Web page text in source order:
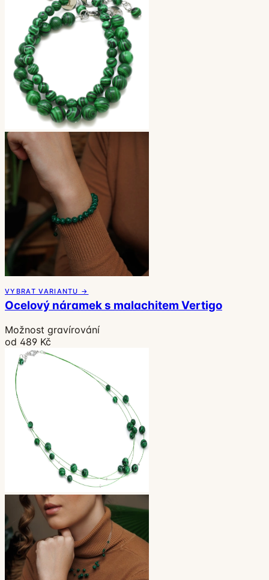
VYBRAT VARIANTU →
Ocelový náramek s malachitem Vertigo
Možnost gravírování
od 489 Kč